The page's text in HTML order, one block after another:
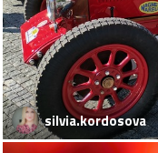
silvia.kordosova